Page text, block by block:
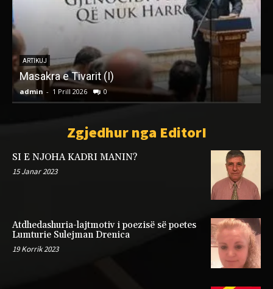
ARTIKUJ
Masakra e Tivarit (I)
admin - 1 Prill 2026 0
Zgjedhur nga EditorI
SI E NJOHA KADRI MANIN?
15 Janar 2023
Atdhedashuria-lajtmotiv i poezisë së poetes
Lumturie Sulejman Drenica
19 Korrik 2023